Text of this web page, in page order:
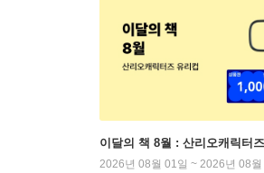
이달의 책 8월 : 산리오캐릭터
2026년 08월 01일 ~ 2026년 08월